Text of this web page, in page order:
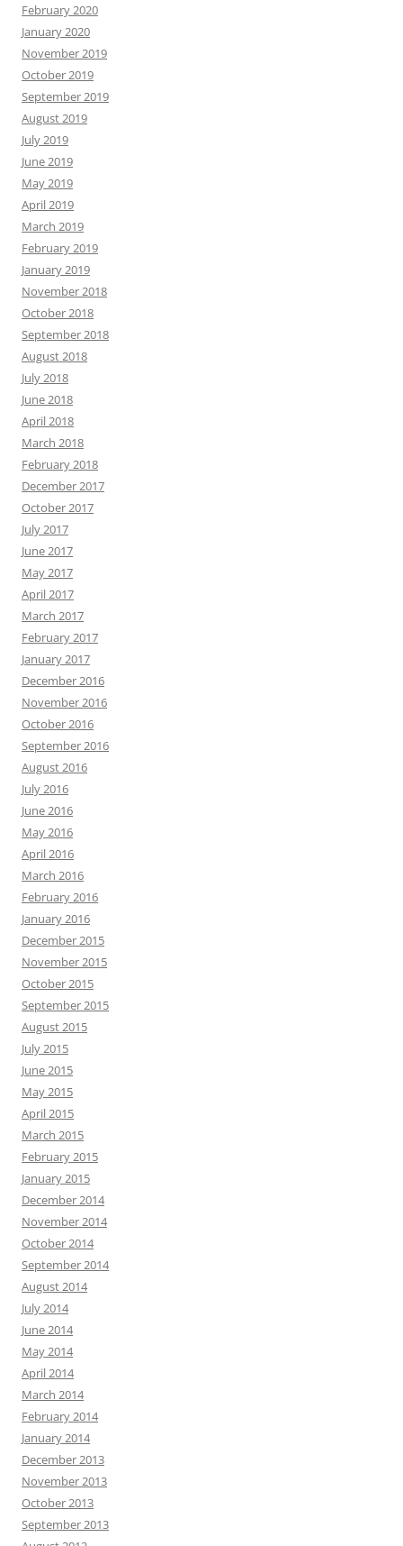
February 2020
January 2020
November 2019
October 2019
September 2019
August 2019
July 2019
June 2019
May 2019
April 2019
March 2019
February 2019
January 2019
November 2018
October 2018
September 2018
August 2018
July 2018
June 2018
April 2018
March 2018
February 2018
December 2017
October 2017
July 2017
June 2017
May 2017
April 2017
March 2017
February 2017
January 2017
December 2016
November 2016
October 2016
September 2016
August 2016
July 2016
June 2016
May 2016
April 2016
March 2016
February 2016
January 2016
December 2015
November 2015
October 2015
September 2015
August 2015
July 2015
June 2015
May 2015
April 2015
March 2015
February 2015
January 2015
December 2014
November 2014
October 2014
September 2014
August 2014
July 2014
June 2014
May 2014
April 2014
March 2014
February 2014
January 2014
December 2013
November 2013
October 2013
September 2013